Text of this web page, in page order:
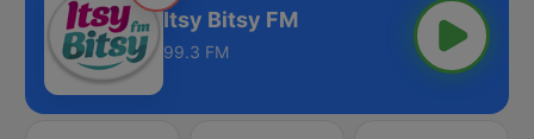
Itsy Bitsy FM
99.3 FM